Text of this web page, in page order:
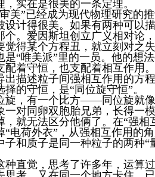
，实在是很美的一条定理。
美”已经成为现代物理研究的
设计得很美。如果有两种可以
个。爱因斯坦创立广义相对论
觉得某个方程丑，就立刻对之
是“唯美派”里的一员。他的想
配着守恒，也支配着相互作用
出描述粒子间强相互作用的方
择的守恒，是“同位旋守恒”。
旋，有一个比方——同位旋就
一对同卵双胞胎兄弟，长得一
，就无法区分他俩了。在“强
“电荷外衣”，从强相互作用的
子和质子是同一种粒子的两种
种直觉，思考了许多年，运算